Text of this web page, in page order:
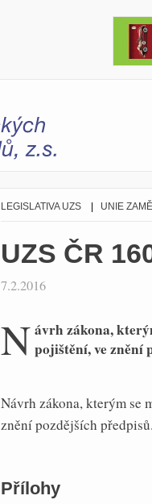
LEGISLATIVA UZS UNIE
UZS ČR
7.2.2016
N ávrh zákona,
pojištění, ve znění
Návrh zákona, kterým se
znění pozdějších předpisů.
Přílohy